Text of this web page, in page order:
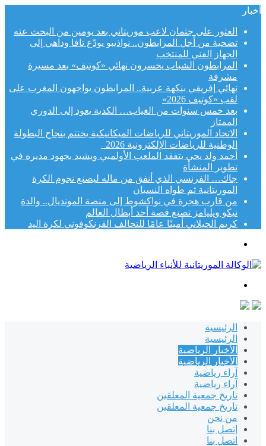
أخبار
العثور على جثمان لاعب موريتاني بعد يومين من البحث عنه
تضحية من أجل المرابطون.. نواذيبو يودّع تافا وداهي إلى
الجهاز الفني للمنتخب
المرابطون الشباب يخسرون نهائي «كوتيف» بعد مسيرة
مشرفة
نهائي إفريقي بنكهة عربية.. المرابطون يواجهون المغرب على
لقب «كوتيف 2026»
بعد خمس سنوات من الغياب… الكدية يعود إلى الدوري
الممتاز
الاتحاد الموريتاني للرياضات الميكانيكية يختتم بنجاح البطولة
الوطنية للرياضات الإلكترونية 2026
أحمد ولد يحي يتفقد الملعب الأولمبي ويشيد بجهود مديره في
تطوير المنشأة
جاك… الفرنسي الذي أنفق من ماله ليصنع نجوم الكرة
الموريتانية ثم طواه النسيان
من قارب هجرة في نواكشوط إلى منصة المونديال.. والدة
نيكو ويليامز تصنع قصة أحد أبطال العالم
كريم الجيلاني أمينًا عامًا للتحالف الفرنكوفوني لكرة اليد
الرئيسية
الرئيسية
الأخبار الرياضية
الأخبار الرياضية
آراء رياضية
آراء رياضية
تاريخ جمعية المعلقين
تاريخ جمعية المعلقين
من نحن
إتصل بنا
اتصل بنا